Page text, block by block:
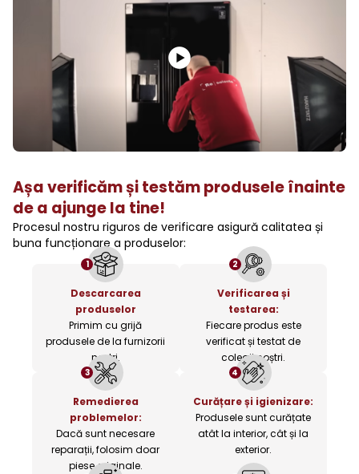
Așa verificăm și testăm produsele înainte
de a ajunge la tine!
Procesul nostru riguros de verificare asigură calitatea și
buna funcționare a produselor:
1
Descarcarea
produselor
Primim cu grijă
produsele de la furnizorii
noștri.
2
Verificarea și
testarea:
Fiecare produs este
verificat și testat de
colegii noștri.
3
Remedierea
problemelor:
Dacă sunt necesare
reparații, folosim doar
piese originale.
4
Curățare și igienizare:
Produsele sunt curățate
atât la interior, cât și la
exterior.